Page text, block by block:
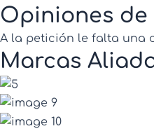
Opiniones
A la petición le falta una
Marcas